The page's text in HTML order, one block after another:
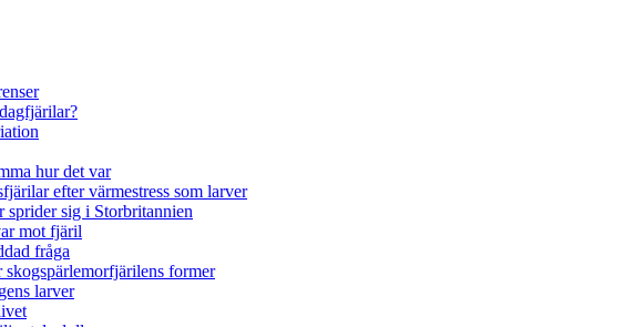
hur det var
efter värmestress som larver
sprider sig i Storbritannien
mot fjäril
fråga
former
larver